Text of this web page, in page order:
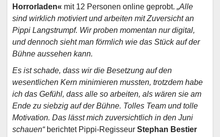
Horrorladen« mit 12 Personen online geprobt. „Alle
sind wirklich motiviert und arbeiten mit Zuversicht an
Pippi Langstrumpf. Wir proben momentan nur digital,
und dennoch sieht man förmlich wie das Stück auf der
Bühne aussehen kann.
Es ist schade, dass wir die Besetzung auf den
wesentlichen Kern minimieren mussten, trotzdem habe
ich das Gefühl, dass alle so arbeiten, als wären sie am
Ende zu siebzig auf der Bühne. Tolles Team und tolle
Motivation. Das lässt mich zuversichtlich in den Juni
schauen“berichtet Pippi-Regisseur Stephan Bestier